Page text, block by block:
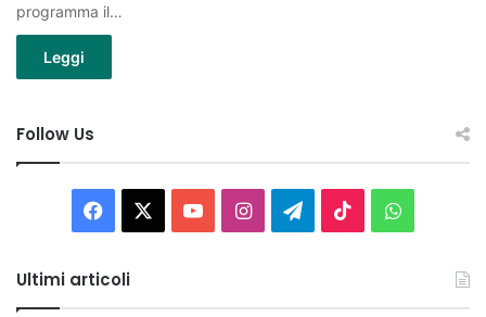
programma il…
Leggi
Follow Us
Facebook You InstagramTelegram
TikTok
Ultimi articoli